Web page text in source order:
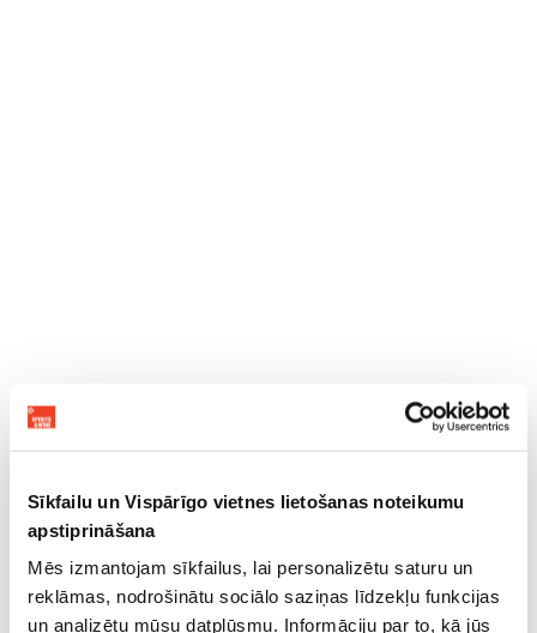
Sīkfailu un Vispārīgo vietnes lietošanas noteikumu
apstiprināšana
Mēs izmantojam sīkfailus, lai personalizētu saturu un
reklāmas, nodrošinātu sociālo saziņas līdzekļu funkcijas
un analizētu mūsu datplūsmu. Informāciju par to, kā jūs